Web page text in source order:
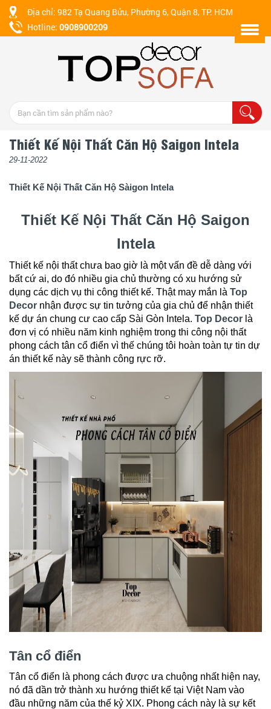
Địa chỉ: 982 Tạ Quang Bửu, Phường 6, Quận 8, TP. HCM
Hotline: 0908900209
Thiết Kế Nội Thất Căn Hộ Saigon Intela
29-11-2022
Thiết Kế Nội Thất Căn Hộ Sàigon Intela
Thiết Kế Nội Thất Căn Hộ Saigon
Intela
Thiết kế nội thất chưa bao giờ là một vấn đề dễ dàng với
bất cứ ai, do đó nhiều gia chủ thường có xu hướng sử
dụng các dịch vụ thi công thiết kế. Thật may mắn là Top
Decor nhận được sự tin tưởng của gia chủ để nhận thiết
kế dự án chung cư cao cấp Sài Gòn Intela. Top Decor là
đơn vị có nhiều năm kinh nghiệm trong thi công nội thất
phong cách tân cổ điển vì thế chúng tôi hoàn toàn tự tin dự
án thiết kế này sẽ thành công rực rỡ.
Tân cổ điển
Tân cổ điển là phong cách được ưa chuộng nhất hiện nay,
nó đã dần trở thành xu hướng thiết kế tại Việt Nam vào
đầu những năm của thế kỷ XIX. Phong cách này là sự kết